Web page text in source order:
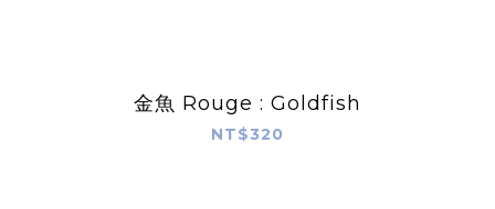
金魚 Rouge : Goldfish
NT$320